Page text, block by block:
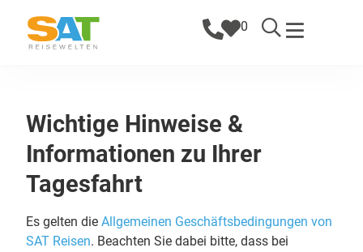
0
Wichtige Hinweise &
Informationen zu Ihrer
Tagesfahrt
Es gelten die Allgemeinen Geschäftsbedingungen von
SAT Reisen. Beachten Sie dabei bitte, dass bei